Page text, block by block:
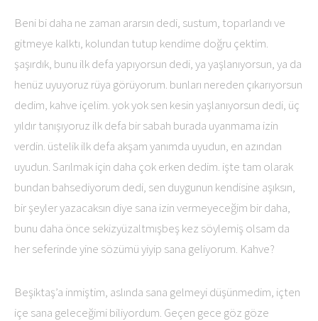
Beni bi daha ne zaman ararsın dedi, sustum, toparlandı ve
gitmeye kalktı, kolundan tutup kendime doğru çektim.
şaşırdık, bunu ilk defa yapıyorsun dedi, ya yaşlanıyorsun, ya da
henüz uyuyoruz rüya görüyorum. bunları nereden çıkarıyorsun
dedim, kahve içelim. yok yok sen kesin yaşlanıyorsun dedi, üç
yıldır tanışıyoruz ilk defa bir sabah burada uyanmama izin
verdin. üstelik ilk defa akşam yanımda uyudun, en azından
uyudun. Sarılmak için daha çok erken dedim. işte tam olarak
bundan bahsediyorum dedi, sen duygunun kendisine aşıksın,
bir şeyler yazacaksın diye sana izin vermeyeceğim bir daha,
bunu daha önce sekizyüzaltmışbeş kez söylemiş olsam da
her seferinde yine sözümü yiyip sana geliyorum. Kahve?
Beşiktaş’a inmiştim, aslında sana gelmeyi düşünmedim, içten
içe sana geleceğimi biliyordum. Geçen gece göz göze